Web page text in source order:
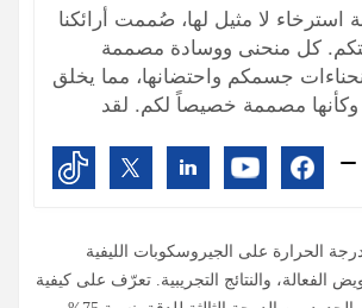
استرخاء لا مثيل لها، صُممت أرائكنا
كل منحنى ووسادة مصممة
جسمكم واحتضانها، مما يخلق
وكأنها مصممة خصيصاً لكم. لقد
على أرائكنا وكأن العالم يذوب
بناءها دفعة واحدة أو إضافة
تغيير شكلها.
الحرارة على الجيروسكوبات الليفية
الفعالة، والنتائج التجريبية. تعرّف على كيفية